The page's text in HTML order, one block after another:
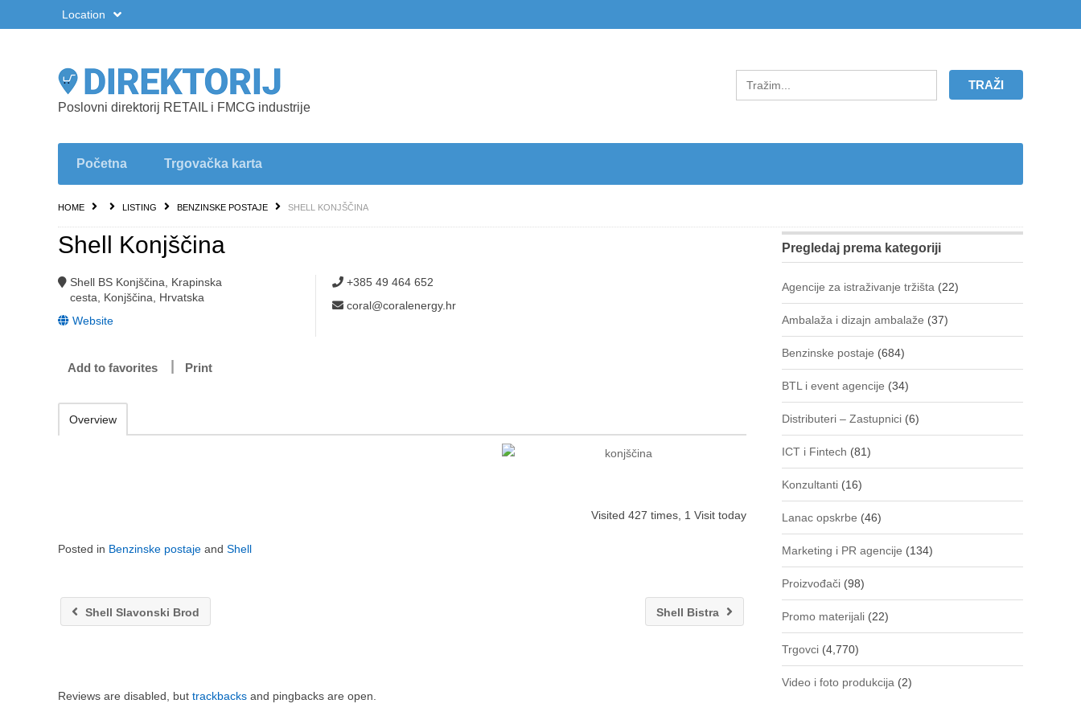
Location
Poslovni direktorij RETAIL i FMCG industrije
Početna Trgovačka karta
HOME LISTING BENZINSKE POSTAJE SHELL KONJŠČINA
Shell Konjščina
Shell BS Konjščina, Krapinska
cesta, Konjščina, Hrvatska
Website
+385 49 464 652
coral@coralenergy.hr
Add to favorites Print
Overview
Visited 427 times, 1 Visit today
Posted in Benzinske postaje and Shell
Shell Slavonski Brod Shell Bistra
Reviews are disabled, but trackbacks and pingbacks are open.
Pregledaj prema kategoriji
Agencije za istraživanje tržišta (22)
Ambalaža i dizajn ambalaže (37)
Benzinske postaje (684)
BTL i event agencije (34)
Distributeri – Zastupnici (6)
ICT i Fintech (81)
Konzultanti (16)
Lanac opskrbe (46)
Marketing i PR agencije (134)
Proizvođači (98)
Promo materijali (22)
Trgovci (4,770)
Video i foto produkcija (2)